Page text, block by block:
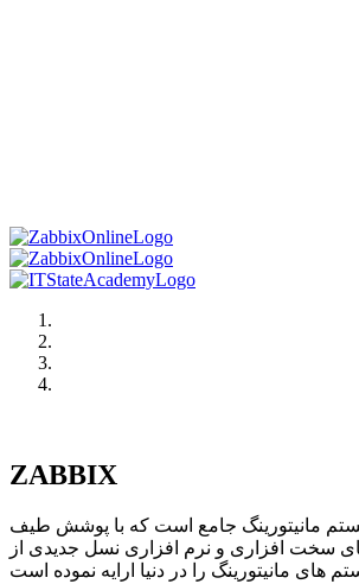
ZABBIX
مانیتورینگ جامع است که با پوشش طیف
سخت افزاری و نرم افزاری نسل جدیدی از
های مانیتورینگ را در دنیا ارایه نموده است